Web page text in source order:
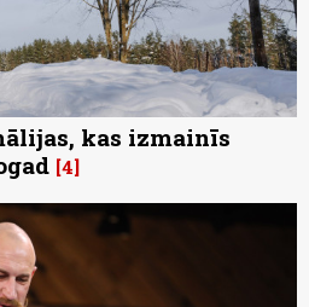
kas izmainīs
4